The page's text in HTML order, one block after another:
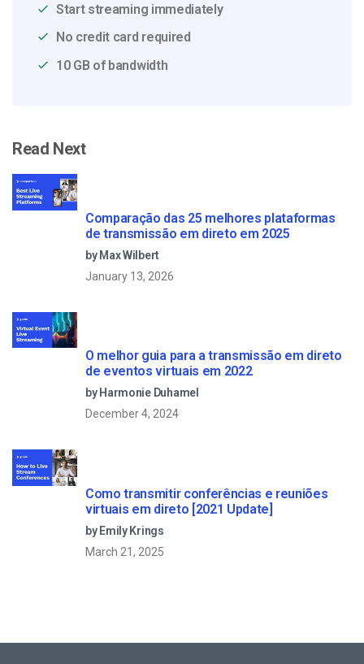
Start streaming immediately
No credit card required
10 GB of bandwidth
Read Next
Comparação das 25 melhores plataformas
de transmissão em direto em 2025
by Max Wilbert
January 13, 2026
O melhor guia para a transmissão em direto
de eventos virtuais em 2022
by Harmonie Duhamel
December 4, 2024
Como transmitir conferências e reuniões
virtuais em direto [2021 Update]
by Emily Krings
March 21, 2025